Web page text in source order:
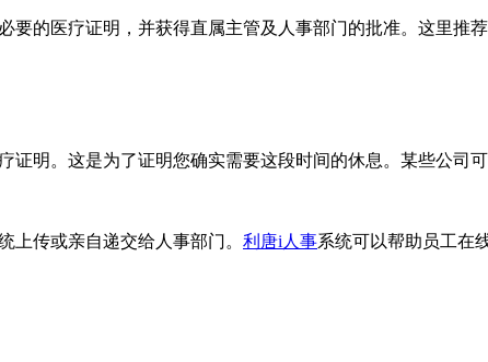
要的医疗证明，并获得直属主管及人事部门的批准。这里推
证明。这是为了证明您确实需要这段时间的休息。某些公司
上传或亲自递交给人事部门。 利唐i人事系统可以帮助员工在